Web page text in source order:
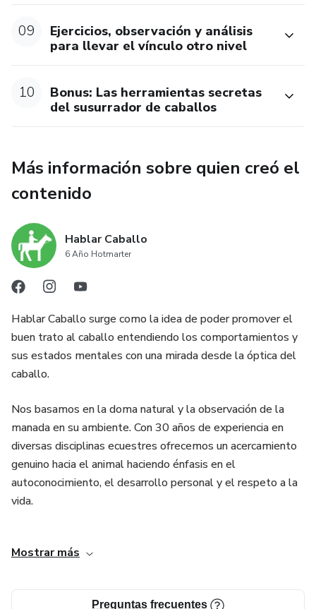
09
Ejercicios, observación y análisis
para llevar el vínculo otro nivel
10
Bonus: Las herramientas secretas
del susurrador de caballos
Más información sobre quien creó el
contenido
Hablar Caballo
6 Año Hotmarter
Hablar Caballo surge como la idea de poder promover el
buen trato al caballo entendiendo los comportamientos y
sus estados mentales con una mirada desde la óptica del
caballo.
Nos basamos en la doma natural y la observación de la
manada en su ambiente. Con 30 años de experiencia en
diversas disciplinas ecuestres ofrecemos un acercamiento
genuino hacia el animal haciendo énfasis en el
autoconocimiento, el desarrollo personal y el respeto a la
vida.
forma gratuita para que los miembros de la comunidad
perspectiva enriquecida.
Mostrar más
Preguntas frecuentes